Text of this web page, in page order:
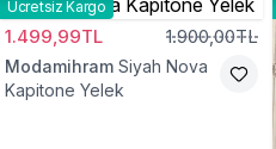
Ücretsiz Kargo
1.499,99TL 1.900,00TL
Modamihram Siyah Nova
Kapitone Yelek